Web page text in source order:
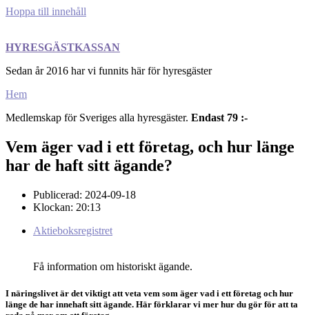
Hoppa till innehåll
HYRESGÄSTKASSAN
Sedan år 2016 har vi funnits här för hyresgäster
Hem
Medlemskap för Sveriges alla hyresgäster. Endast 79 :-
Vem äger vad i ett företag, och hur länge
har de haft sitt ägande?
Publicerad: 2024-09-18
Klockan: 20:13
Aktieboksregistret
Få information om historiskt ägande.
I näringslivet är det viktigt att veta vem som äger vad i ett företag och hur
länge de har innehaft sitt ägande. Här förklarar vi mer hur du gör för att ta